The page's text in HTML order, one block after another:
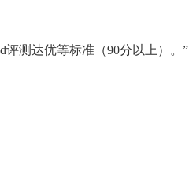
评测达优等标准（90分以上）。”